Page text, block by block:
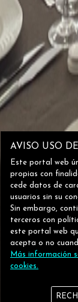
AVISO USO
Este portal web
propias con
cede datos de
usuarios sin su
Sin embargo,
terceros con
este portal web
acepta o no
Más información
cookies.